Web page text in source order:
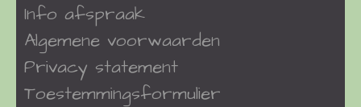
Info afspraak
Algemene voorwaarden
Privacy statement
Toestemmingsformulier